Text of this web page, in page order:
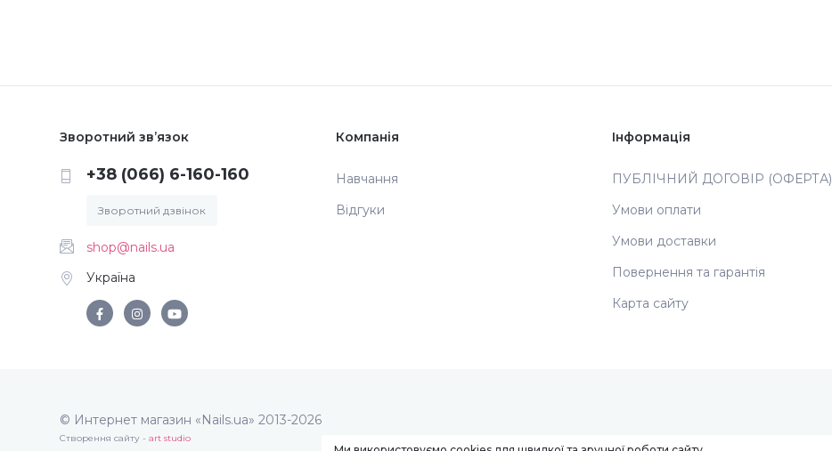
Зворотний зв’язок
+38 (066) 6-160-160
Зворотний дзвінок
shop@nails.ua
Україна
Компанія
Навчання
Відгуки
Інформація
ПУБЛІЧНИЙ ДОГОВІР (ОФЕРТА)
Умови оплати
Умови доставки
Повернення та гарантія
Карта сайту
© Интернет магазин «Nails.ua» 2013-2026
Створення сайту - art studio